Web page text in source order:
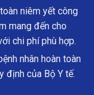
niêm yết công
mang đến cho
chi phí phù hợp.
nhân hoàn toàn
định của Bộ Y tế.